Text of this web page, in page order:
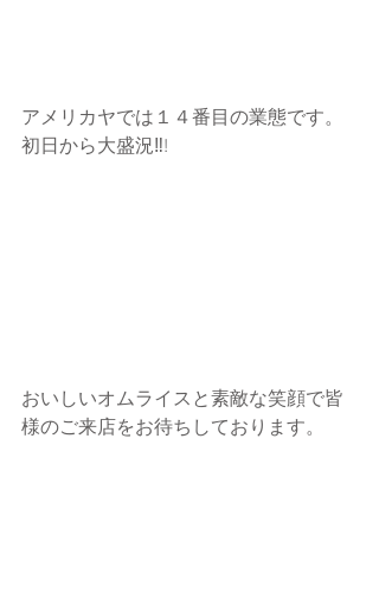
アメリカヤでは１４番目の業態です。
初日から大盛況‼!
おいしいオムライスと素敵な笑顔で皆
様のご来店をお待ちしております。